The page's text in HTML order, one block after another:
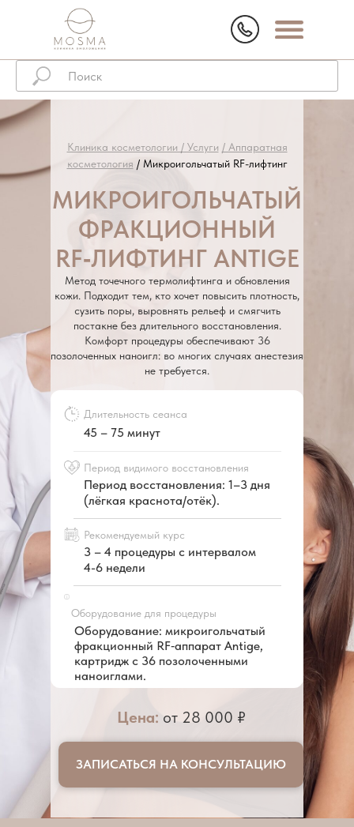
МИКРОИГОЛЬЧАТЫЙ
ФРАКЦИОННЫЙ
RF‑ЛИФТИНГ ANTIGE
Метод точечного термолифтинга и обновления
кожи. Подходит тем, кто хочет повысить плотность,
сузить поры, выровнять рельеф и смягчить
постакне без длительного восстановления.
Комфорт процедуры обеспечивают 36
позолоченных наноигл: во многих случаях анестезия
не требуется.
Клиника косметологии / Услуги / Аппаратная
косметология / Микроигольчатый RF-лифтинг
ЗАПИСАТЬСЯ НА КОНСУЛЬТАЦИЮ
Длительность сеанса
45 – 75 минут
Рекомендуемый курс
3 – 4 процедуры с интервалом
4-6 недели
Период видимого восстановления
Период восстановления: 1–3 дня
(лёгкая краснота/отёк).
Оборудование для процедуры
Оборудование: микроигольчатый
фракционный RF‑аппарат Antige,
картридж с 36 позолоченными
наноиглами.
Цена: от 28 000 ₽